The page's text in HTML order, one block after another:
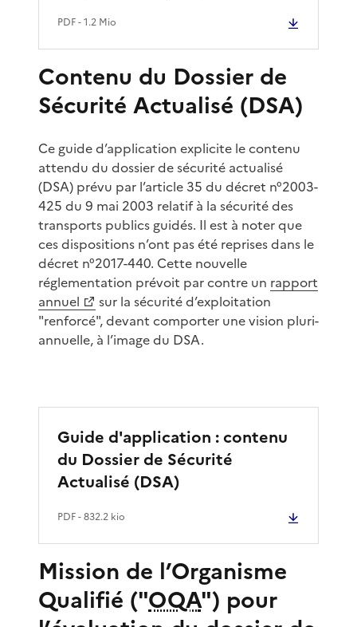
PDF- 1.2 Mio
Contenu du Dossier de
Sécurité Actualisé (DSA)
Ce guide d’application explicite le contenu
attendu du dossier de sécurité actualisé
(DSA) prévu par l’article 35 du décret n°2003-
425 du 9 mai 2003 relatif à la sécurité des
transports publics guidés. Il est à noter que
ces dispositions n’ont pas été reprises dans le
décret n°2017-440. Cette nouvelle
réglementation prévoit par contre un rapport
annuel
sur la sécurité d’exploitation
"renforcé", devant comporter une vision pluri-
annuelle, à l’image du DSA.
Guide d'application : contenu
du Dossier de Sécurité
Actualisé (DSA)
PDF- 832.2 kio
Mission de l’Organisme
Qualifié ("OQA") pour